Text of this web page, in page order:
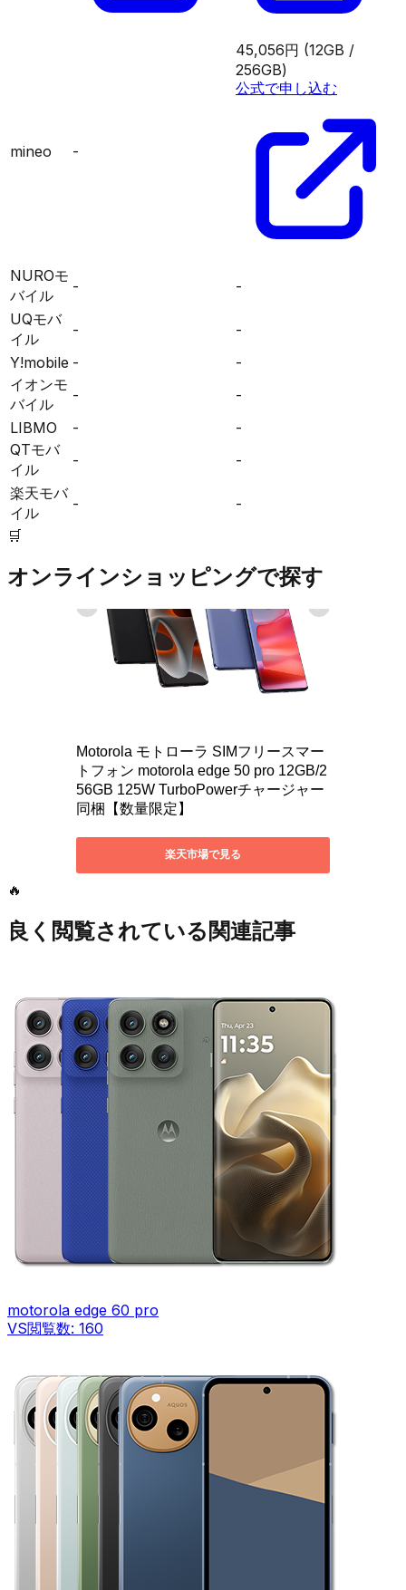
mineo -
45,056円 (12GB /
256GB)
公式で申し込む
NUROモ
バイル
-
-
UQモバ
イル
-
-
Y!mobile -
-
イオンモ
バイル
-
-
LIBMO
-
-
QTモバ
イル
-
-
楽天モバ
イル
-
-
🛒
オンラインショッピングで探す
🔥
良く閲覧されている関連記事
motorola edge 60 pro
VS閲覧数: 160